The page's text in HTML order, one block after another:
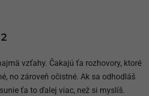
vzťahy. Čakajú ťa rozhovory, ktoré
no zároveň očistné. Ak sa odhodláš
ťa to ďalej viac, než si myslíš.